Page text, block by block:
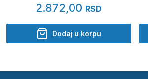
2.872,00 RSD
Dodaj u korpu